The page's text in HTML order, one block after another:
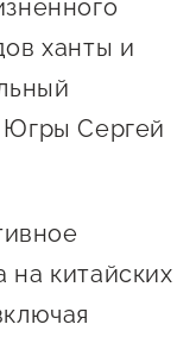
ханты и
Югры Сергей
на китайских